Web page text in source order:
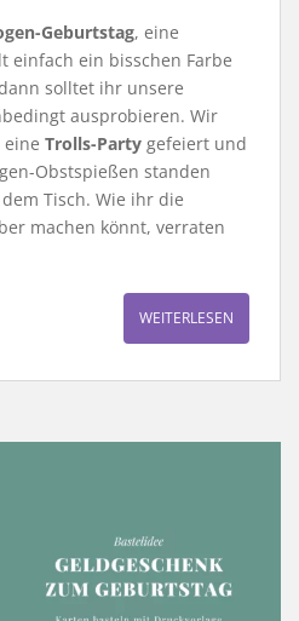
Geburtstag, eine
einfach ein bisschen Farbe
solltet ihr unsere
ausprobieren. Wir
eine Trolls-Party gefeiert und
Obstspießen standen
Tisch. Wie ihr die
machen könnt, verraten
WEITERLESEN